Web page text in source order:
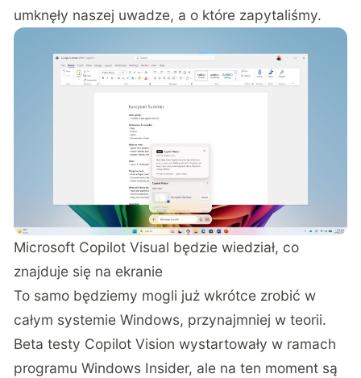
umknęły naszej uwadze, a o które zapytaliśmy.
Microsoft Copilot Visual będzie wiedział, co
znajduje się na ekranie
To samo będziemy mogli już wkrótce zrobić w
całym systemie Windows, przynajmniej w teorii.
Beta testy Copilot Vision wystartowały w ramach
programu Windows Insider, ale na ten moment są